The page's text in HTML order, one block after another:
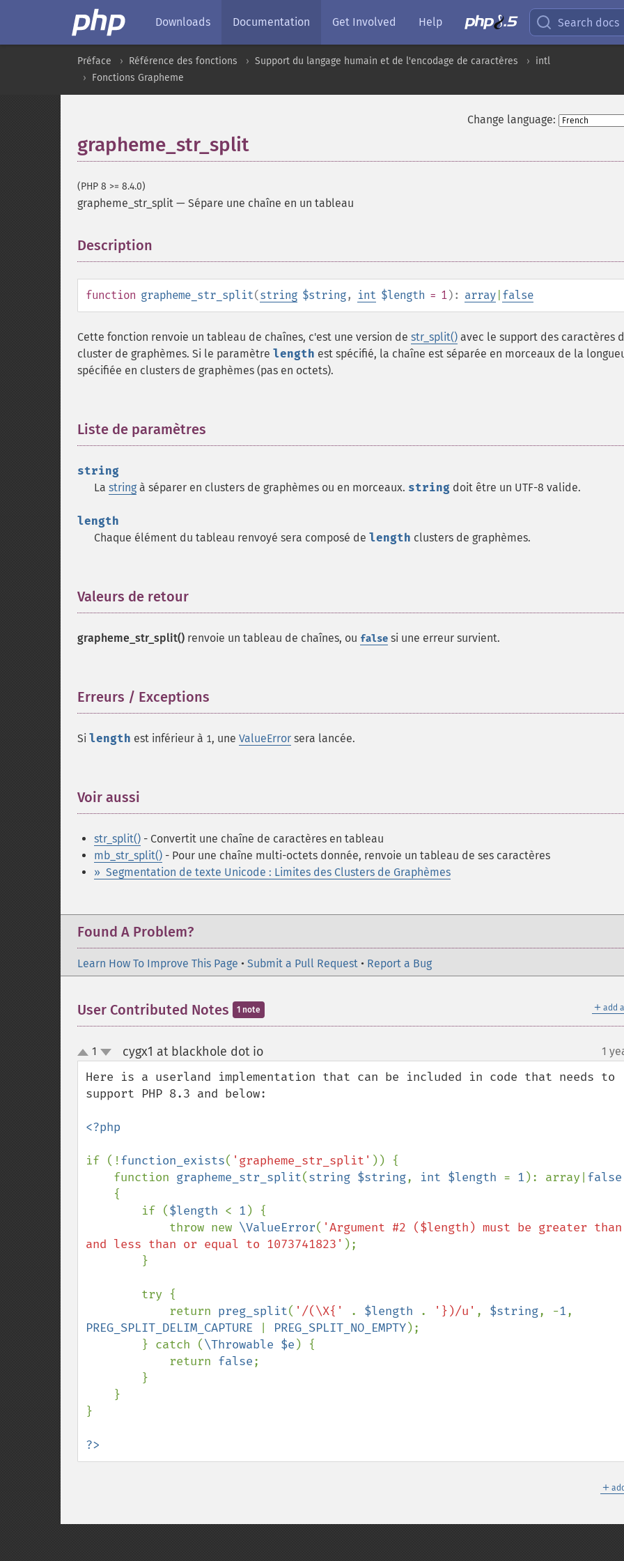
Downloads Documentation Get Involved Help Search docs
Préface Référence des fonctions Support du langage humain et de l'encodage de caractères
intl
Fonctions Grapheme
Change language:
grapheme_str_split
(PHP 8 >= 8.4.0)
grapheme_str_split — Sépare une chaîne en un tableau
Description
function grapheme_str_split(string $string, int $length = 1): array false
Cette fonction renvoie un tableau de chaînes, c'est une version de str_split() avec le support des caractères
cluster de graphèmes. Si le paramètre length est spécifié, la chaîne est séparée en morceaux de la
spécifiée en clusters de graphèmes (pas en octets).
Liste de paramètres
string
La string à séparer en clusters de graphèmes ou en morceaux. string doit être un UTF-8 valide.
length
Chaque élément du tableau renvoyé sera composé de length clusters de graphèmes.
Valeurs de retour
grapheme_str_split() renvoie un tableau de chaînes, ou false si une erreur survient.
Erreurs / Exceptions
Si length est inférieur à 1, une ValueError sera lancée.
Voir aussi
str_split() - Convertit une chaîne de caractères en tableau
mb_str_split() - Pour une chaîne multi-octets donnée, renvoie un tableau de ses caractères
» Segmentation de texte Unicode : Limites des Clusters de Graphèmes
Found A Problem?
Learn How To Improve This Page • Submit a Pull Request • Report a Bug
＋ add
User Contributed Notes 1 note
up
down
1 cygx1 at blackhole dot io¶ 1
Here is a userland implementation that can be included in code that needs to
support PHP 8.3 and below:
<?php
if (!function_exists( 'grapheme_str_split' )) {
    function
grapheme_str_split(string $string, int $length = 1 ): array| false
{
        if (
$length < 1 ) {
            throw new
\ValueError( 'Argument #2 ($length) must be greater
and less than or equal to 1073741823' );
            return
preg_split( '/(\X{' . $length . '})/u' , $string, -1
PREG_SPLIT_DELIM_CAPTURE
PREG_SPLIT_NO_EMPTY);
        } catch (
\Throwable $e ) {
            return
false;
}
?>
＋